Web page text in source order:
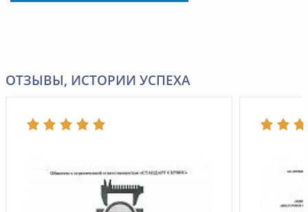
ОТЗЫВЫ, ИСТОРИИ УСПЕХА